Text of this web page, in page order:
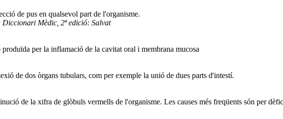
de pus en qualsevol part de l'organisme.
Diccionari Mèdic, 2ª edició: Salvat
produïda per la inflamació de la cavitat oral i membrana mucosa
de dos òrgans tubulars, com per exemple la unió de dues parts d'intestí.
de la xifra de glòbuls vermells de l'organisme. Les causes més freqüents són per